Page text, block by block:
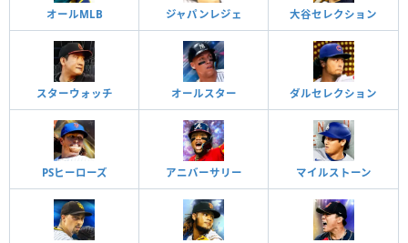
オールMLB ジャパンレジェ 大谷セレクション
スターウォッチ オールスター ダルセレクション
PSヒーローズ アニバーサリー マイルストーン